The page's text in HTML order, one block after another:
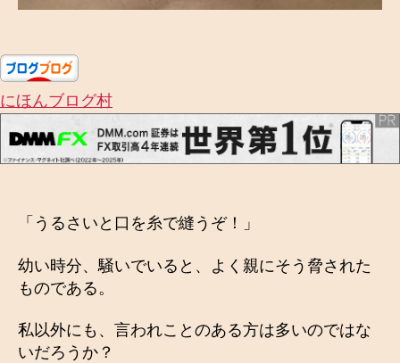
にほんブログ村
「うるさいと口を糸で縫うぞ！」
幼い時分、騒いでいると、よく親にそう脅された
ものである。
私以外にも、言われことのある方は多いのではな
いだろうか？